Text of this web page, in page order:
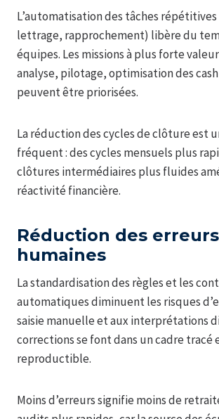
L’automatisation des tâches répétitives
lettrage, rapprochement) libère du
équipes. Les missions à plus forte
analyse, pilotage, optimisation des
peuvent être priorisées.
La réduction des cycles de clôture est
fréquent : des cycles mensuels plus
clôtures intermédiaires plus fluides
réactivité financière.
Réduction des erreurs
humaines
La standardisation des règles et les
automatiques diminuent les risques
saisie manuelle et aux interprétations
corrections se font dans un cadre tracé
reproductible.
Moins d’erreurs signifie moins de